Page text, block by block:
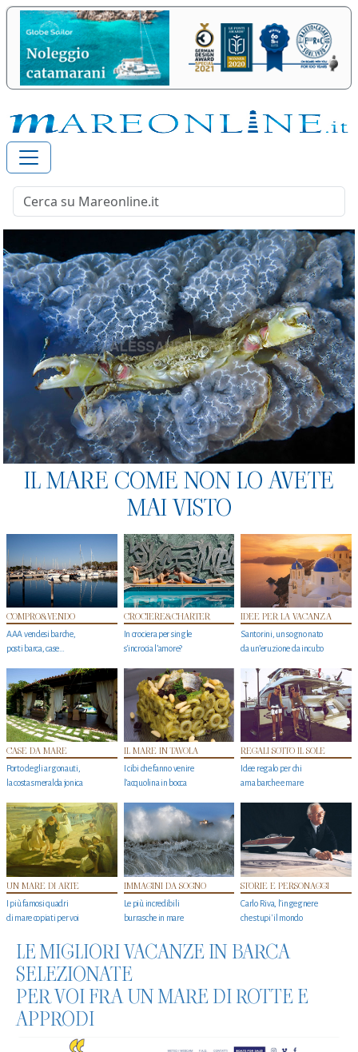
IL MARE COME NON LO AVETE
MAI VISTO
COMPRO&VENDO
AAA vendesi barche,
posti barca, case…
CROCIERE&CHARTER
In crociera per single
s'incrocia l’amore?
IDEE PER LA VACANZA
Santorini, un sogno nato
da un’eruzione da incubo
CASE DA MARE
Porto degli argonauti,
la costa smeralda jonica
IL MARE IN TAVOLA
I cibi che fanno venire
l’acquolina in bocca
REGALI SOTTO IL SOLE
Idee regalo per chi
ama barche e mare
UN MARE DI ARTE
I più famosi quadri
di mare copiati per voi
IMMAGINI DA SOGNO
Le più incredibili
burrasche in mare
STORIE E PERSONAGGI
Carlo Riva, l’ingegnere
che stupi' il mondo
LE MIGLIORI VACANZE IN BARCA
SELEZIONATE
PER VOI FRA UN MARE DI ROTTE E
APPRODI